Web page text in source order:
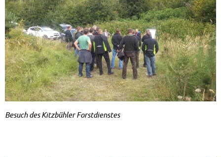
Be­such des Kitz­büh­ler Forst­diens­tes